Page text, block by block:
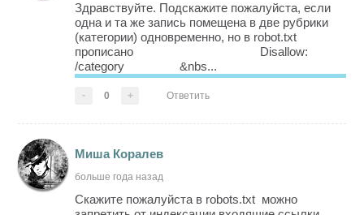
Здравствуйте. Подскажите пожалуйста, если
одна и та же запись помещена в две рубрики
(категории) одновременно, но в robot.txt
прописано Disallow:
/category &nbs...
- 0 + Ответить
Миша Коралев
больше года назад
Скажите пожалуйста в robots.txt можно